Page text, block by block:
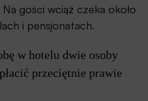
gości wciąż czeka około
i pensjonatach.
w hotelu dwie osoby
przeciętnie prawie